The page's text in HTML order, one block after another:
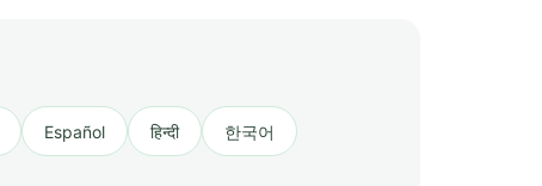
Español हिन्दी 한국어